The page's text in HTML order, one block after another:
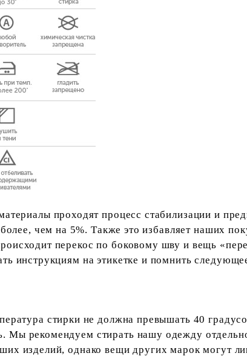
проходят процесс стабилизации и
чем на 5%. Также это избавляет наших
перекос по боковому шву и вещь
инструкциям на этикетке и помнить
стирки не должна превышать 40
Мы рекомендуем стирать нашу одежду
изделий, однако вещи других марок могут